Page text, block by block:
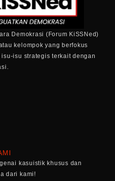
Demokrasi (Forum KiSSNed)
kelompok yang berfokus
isu strategis terkait dengan
kasuistik khusus dan
dari kami!